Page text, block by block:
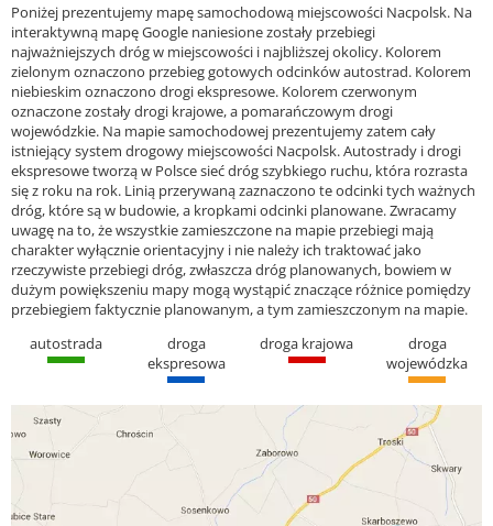
Poniżej prezentujemy mapę samochodową miejscowości Nacpolsk. Na
interaktywną mapę Google naniesione zostały przebiegi
najważniejszych dróg w miejscowości i najbliższej okolicy. Kolorem
zielonym oznaczono przebieg gotowych odcinków autostrad. Kolorem
niebieskim oznaczono drogi ekspresowe. Kolorem czerwonym
oznaczone zostały drogi krajowe, a pomarańczowym drogi
wojewódzkie. Na mapie samochodowej prezentujemy zatem cały
istniejący system drogowy miejscowości Nacpolsk. Autostrady i drogi
ekspresowe tworzą w Polsce sieć dróg szybkiego ruchu, która rozrasta
się z roku na rok. Linią przerywaną zaznaczono te odcinki tych ważnych
dróg, które są w budowie, a kropkami odcinki planowane. Zwracamy
uwagę na to, że wszystkie zamieszczone na mapie przebiegi mają
charakter wyłącznie orientacyjny i nie należy ich traktować jako
rzeczywiste przebiegi dróg, zwłaszcza dróg planowanych, bowiem w
dużym powiększeniu mapy mogą wystąpić znaczące różnice pomiędzy
przebiegiem faktycznie planowanym, a tym zamieszczonym na mapie.
autostrada
droga
ekspresowa
droga krajowa
droga
wojewódzka